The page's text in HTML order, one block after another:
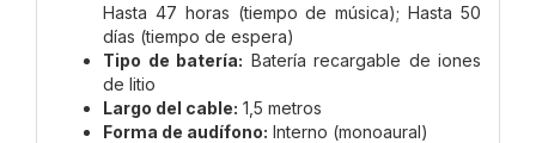
Hasta 47 horas (tiempo de música); Hasta 50
días (tiempo de espera)
Tipo de batería: Batería recargable de iones
de litio
Largo del cable: 1,5 metros
Forma de audífono: Interno (monoaural)